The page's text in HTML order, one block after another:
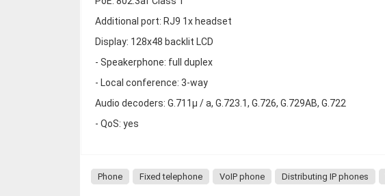
Additional port: RJ9 1x headset
Display: 128x48 backlit LCD
- Speakerphone: full duplex
- Local conference: 3-way
Audio decoders: G.711μ / a, G.723.1, G.726, G.729AB, G.722
- QoS: yes
Phone Fixed telephone VoIP phone Distributing IP phones